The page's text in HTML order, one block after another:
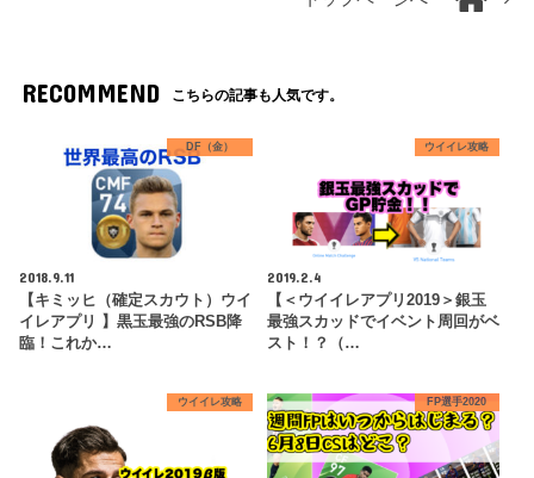
RECOMMEND こちらの記事も人気です。
DF（金）
2018.9.11
【キミッヒ（確定スカウト）ウイ
イレアプリ 】黒玉最強のRSB降
臨！これか…
ウイイレ攻略
2019.2.4
【＜ウイイレアプリ2019＞銀玉
最強スカッドでイベント周回がベ
スト！？（…
ウイイレ攻略 FP選手2020